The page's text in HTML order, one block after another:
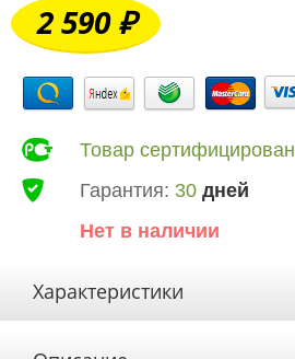
2 590 ₽
Товар сертифицирован
Гарантия: 30 дней
Нет в наличии
Характеристики